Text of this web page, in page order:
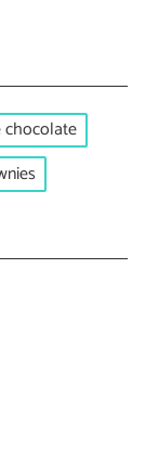
chocolate